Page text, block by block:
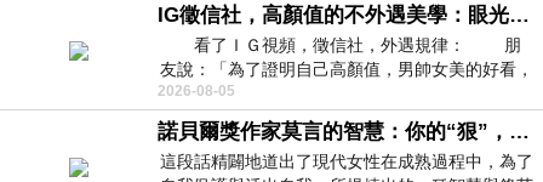
IG徵信社，高顏值的不外遇美學：眼光太高也是一種防禦，為了證明我長得好看，我決定一輩子不外遇！
看了ＩＧ視頻，徵信社，外遇規律： 朋
友說：「為了證明自己高顏值，男帥女美的好看，
且眼光高，我決定一輩子不外遇。」
2026-08-05
諾貝爾獎作家莫言的智慧：你的“狠”，才是最好的自我保護
這段話精闢地道出了現代女性在成熟過程中，為了